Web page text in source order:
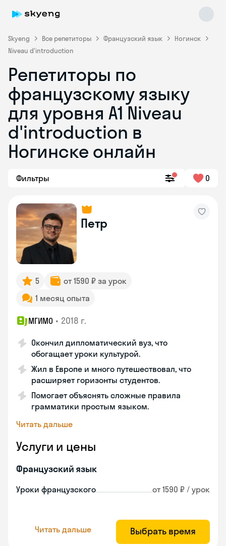
Skyeng Все репетиторы Французский язык
Ногинск
Niveau d'introduction
Репетиторы по
французскому языку
для уровня A1 Niveau
d'introduction в
Ногинске онлайн
Фильтры 0
Петр
5
от 1590 ₽ за урок
1 месяц опыта
МГИМО • 2018 г.
Окончил дипломатический вуз, что
обогащает уроки культурой.
Жил в Европе и много путешествовал, что
расширяет горизонты студентов.
Помогает объяснять сложные правила
грамматики простым языком.
Читать дальше
Услуги и цены
Французский язык
Уроки французского от 1590 ₽ / урок
Читать дальше Выбрать время
Skyeng Chat